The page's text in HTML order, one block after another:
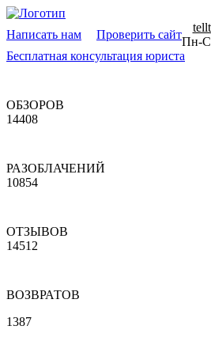
Написать нам Проверить сайт
Пн-
Бесплатная консультация юриста
ОБЗОРОВ
14408
РАЗОБЛАЧЕНИЙ
10854
ОТЗЫВОВ
14512
ВОЗВРАТОВ
1387